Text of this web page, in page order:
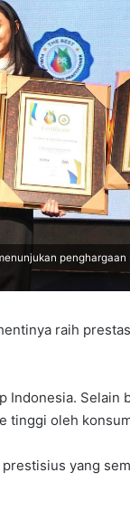
raih
Indonesia. Selain
tinggi oleh
yang